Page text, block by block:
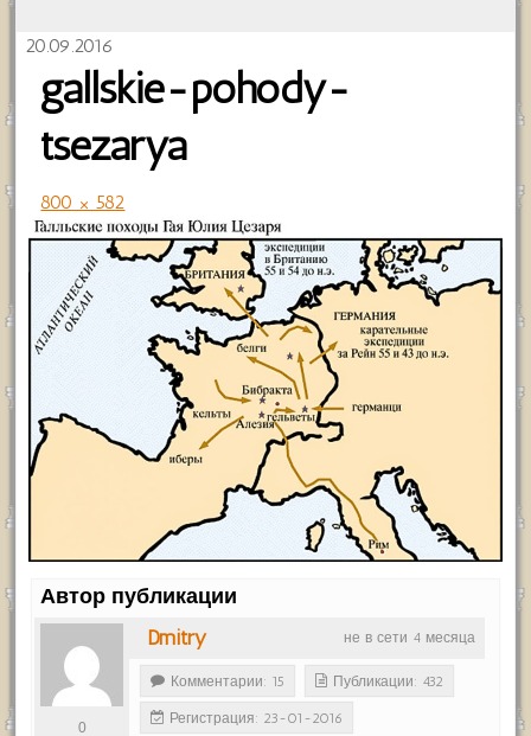
20.09.2016
gallskie-pohody-
tsezarya
800 × 582
Автор публикации
не в сети 4 месяца
Dmitry
0
Комментарии: 15 Публикации: 432
Регистрация: 23-01-2016